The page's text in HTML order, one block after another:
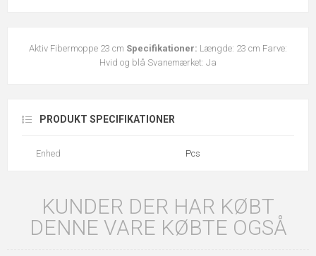
Aktiv Fibermoppe 23 cm Specifikationer: Længde: 23 cm Farve:
Hvid og blå Svanemærket: Ja
PRODUKT SPECIFIKATIONER
Enhed Pcs
KUNDER DER HAR KØBT
DENNE VARE KØBTE OGSÅ